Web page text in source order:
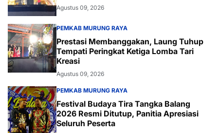
Agustus 09, 2026
PEMKAB MURUNG RAYA
Prestasi Membanggakan, Laung Tuhup
Tempati Peringkat Ketiga Lomba Tari
Kreasi
Agustus 09, 2026
PEMKAB MURUNG RAYA
Festival Budaya Tira Tangka Balang
2026 Resmi Ditutup, Panitia Apresiasi
Seluruh Peserta